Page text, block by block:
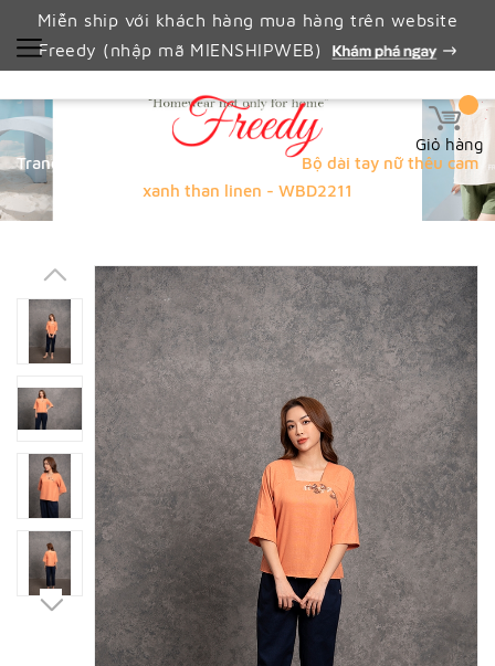
Miễn ship với khách hàng mua hàng trên website
Freedy (nhập mã MIENSHIPWEB)
Giỏ hàng
Trang chủ
Bộ dài tay nữ thêu cam
xanh than linen - WBD2211